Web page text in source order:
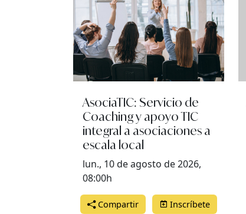
AsociaTIC: Servicio de
Coaching y apoyo TIC
integral a asociaciones a
escala local
lun., 10 de agosto de 2026,
08:00h
Compartir Inscríbete